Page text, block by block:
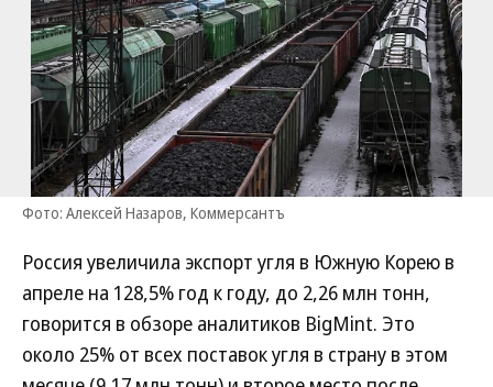
Фото: Алексей Назаров, Коммерсантъ
Россия увеличила экспорт угля в Южную Корею в
апреле на 128,5% год к году, до 2,26 млн тонн,
говорится в обзоре аналитиков BigMint. Это
около 25% от всех поставок угля в страну в этом